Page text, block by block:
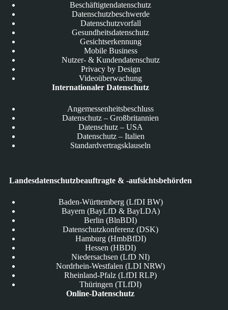
Beschäftigtendatenschutz
Datenschutzbeschwerde
Datenschutzvorfall
Gesundheitsdatenschutz
Gesichtserkennung
Mobile Business
Nutzer- & Kundendatenschutz
Privacy by Design
Videoüberwachung
Internationaler Datenschutz
Angemessenheitsbeschluss
Datenschutz – Großbritannien
Datenschutz – USA
Datenschutz – Italien
Standardvertragsklauseln
Landesdatenschutzbeauftragte & -aufsichtsbehörden
Baden-Württemberg (LfDI BW)
Bayern (BayLfD & BayLDA)
Berlin (BlnBDI)
Datenschutzkonferenz (DSK)
Hamburg (HmbBfDI)
Hessen (HBDI)
Niedersachsen (LfD NI)
Nordrhein-Westfalen (LDI NRW)
Rheinland-Pfalz (LfDI RLP)
Thüringen (TLfDI)
Online-Datenschutz